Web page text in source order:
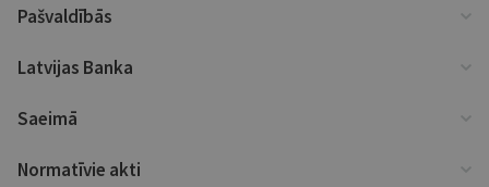
Pašvaldībās
Latvijas Banka
Saeimā
Normatīvie akti